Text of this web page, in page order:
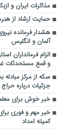
مذاکرات ایران و
حمایت ارشاد از
هشدار فرمانده
آلمان و انگلیس
الزام فرمانداران
و قمع مستحدثات
سکه از مرکز
جزئیات درباره
خبر خوش برای
خبر مهم و فوری
کمیته امداد